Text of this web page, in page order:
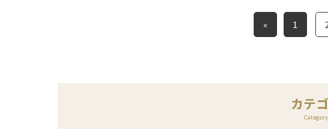
« 1
カテ
Category